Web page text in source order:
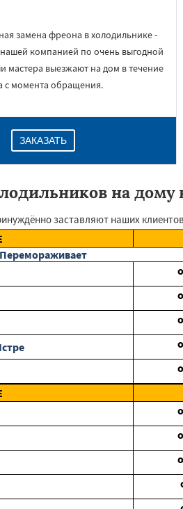
замена фреона в холодильнике -
компанией по очень выгодной
мастера выезжают на дом в течение
с момента обращения.
ЗАКАЗАТЬ
на дому
заставляют наших
Перемораживает